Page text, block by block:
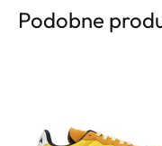
Podobne